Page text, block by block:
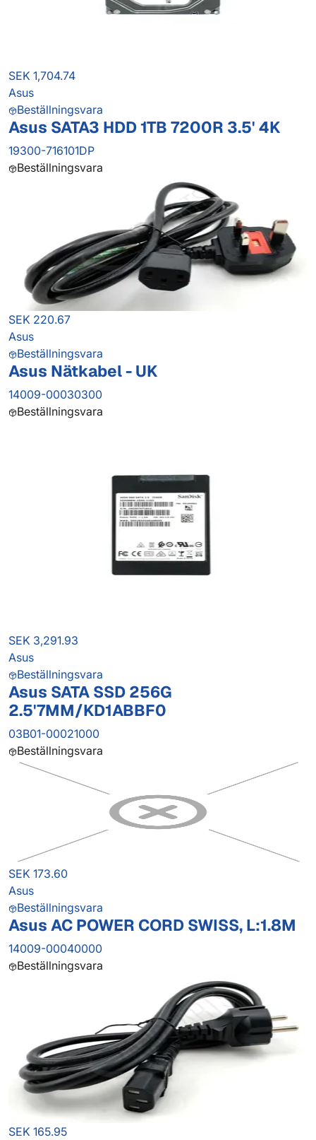
SEK 1,704.74
Asus
Beställningsvara
Asus SATA3 HDD 1TB 7200R 3.5' 4K
19300-716101DP
Beställningsvara
SEK 220.67
Asus
Beställningsvara
Asus Nätkabel - UK
14009-00030300
Beställningsvara
SEK 3,291.93
Asus
Beställningsvara
Asus SATA SSD 256G
2.5'7MM/KD1ABBF0
03B01-00021000
Beställningsvara
SEK 173.60
Asus
Beställningsvara
Asus AC POWER CORD SWISS, L:1.8M
14009-00040000
Beställningsvara
SEK 165.95